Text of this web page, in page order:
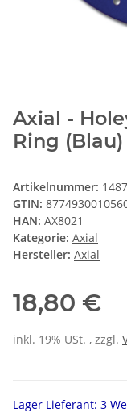
Axial -
Ring (Blau)
Artikelnummer:
GTIN:
HAN: AX8021
Kategorie: Axial
Hersteller: Axial
18,80 €
inkl. 19% USt. , zzgl.
Lager Lieferant: 3